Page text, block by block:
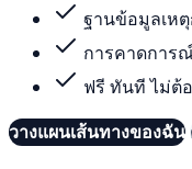
ฐานข้อมูลเห
การคาดการ
ฟรี ทันที ไม่ต้
วางแผนเส้นทางของฉัน